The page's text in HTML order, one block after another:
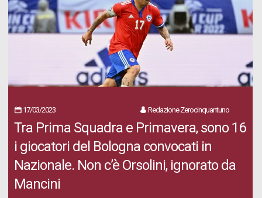
17/03/2023 Redazione Zerocinquantuno
Tra Prima Squadra e Primavera, sono 16
i giocatori del Bologna convocati in
Nazionale. Non c’è Orsolini, ignorato da
Mancini